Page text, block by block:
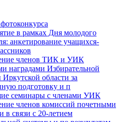
в рамках Дня молодого
анкетирование учащихся-
членов ТИК и УИК
наградами Избирательной
области за
подготовку и п
семинары с членами УИК
членов комиссий почетными
в связи с 20-летием